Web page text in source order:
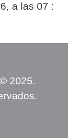
a las 07 :
2025.